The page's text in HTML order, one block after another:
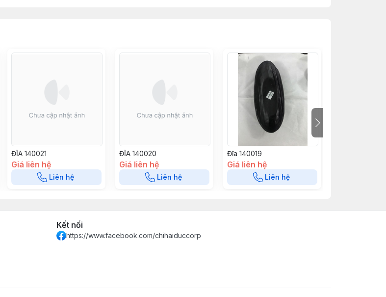
ĐĨA 140021
Giá liên hệ
Liên hệ
ĐĨA 140020
Giá liên hệ
Liên hệ
Đĩa 140019
Giá liên hệ
Liên hệ
Kết nối
https://www.facebook.com/chihaiduccorp